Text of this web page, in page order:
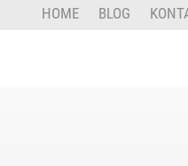
HOME BLOG